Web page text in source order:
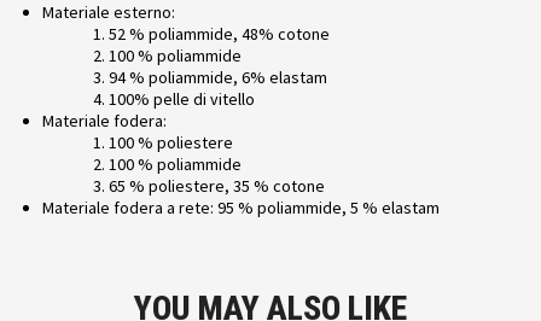
Materiale esterno:
52 % poliammide, 48% cotone
100 % poliammide
94 % poliammide, 6% elastam
100% pelle di vitello
Materiale fodera:
100 % poliestere
100 % poliammide
65 % poliestere, 35 % cotone
Materiale fodera a rete: 95 % poliammide, 5 % elastam
YOU MAY ALSO LIKE